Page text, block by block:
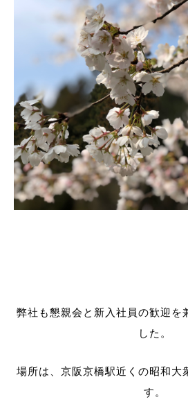
弊社も懇親会と新入社員の歓迎を
した。
場所は、京阪京橋駅近くの昭和
す。